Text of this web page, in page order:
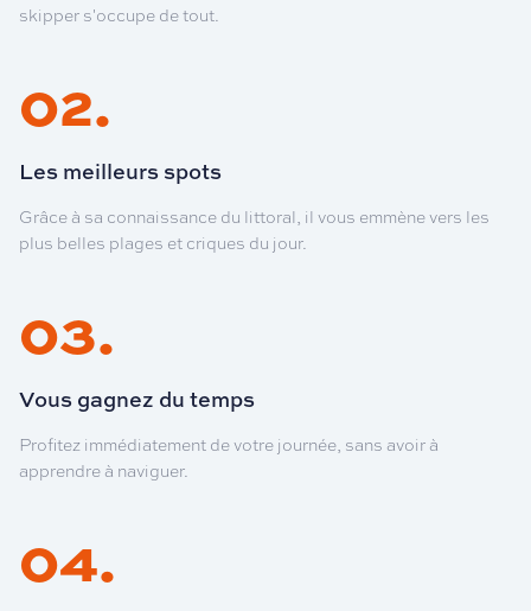
skipper s'occupe de tout.
02.
Les meilleurs spots
Grâce à sa connaissance du littoral, il vous emmène vers les
plus belles plages et criques du jour.
03.
Vous gagnez du temps
Profitez immédiatement de votre journée, sans avoir à
apprendre à naviguer.
04.